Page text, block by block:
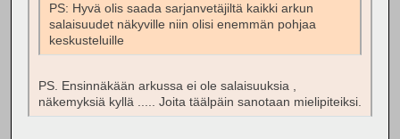
PS: Hyvä olis saada sarjanvetäjiltä kaikki arkun
salaisuudet näkyville niin olisi enemmän pohjaa
keskusteluille
PS. Ensinnäkään arkussa ei ole salaisuuksia ,
näkemyksiä kyllä ..... Joita täälpäin sanotaan mielipiteiksi.